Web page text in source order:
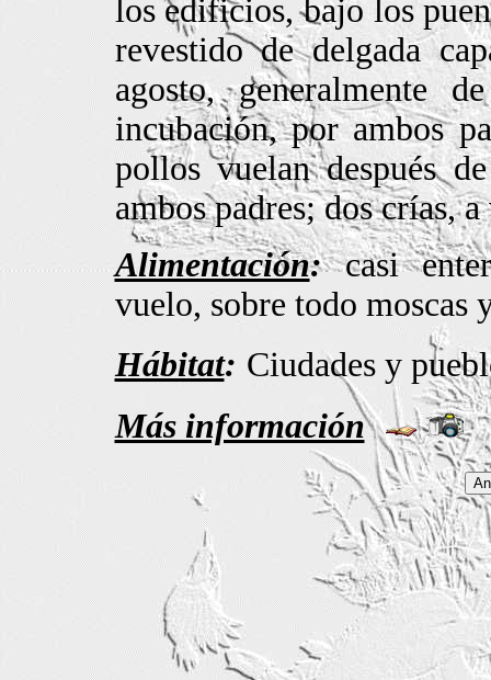
los edificios, bajo los
revestido de delgada
agosto, generalmente
incubación, por ambos
pollos vuelan después
ambos padres; dos crías, a
Alimentación:casi
vuelo, sobre todo moscas
Hábitat: Ciudades y
Más información